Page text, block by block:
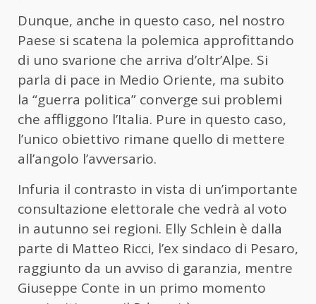
Dunque, anche in questo caso, nel nostro
Paese si scatena la polemica approfittando
di uno svarione che arriva d’oltr’Alpe. Si
parla di pace in Medio Oriente, ma subito
la “guerra politica” converge sui problemi
che affliggono l’Italia. Pure in questo caso,
l’unico obiettivo rimane quello di mettere
all’angolo l’avversario.
Infuria il contrasto in vista di un’importante
consultazione elettorale che vedrà al voto
in autunno sei regioni. Elly Schlein è dalla
parte di Matteo Ricci, l’ex sindaco di Pesaro,
raggiunto da un avviso di garanzia, mentre
Giuseppe Conte in un primo momento